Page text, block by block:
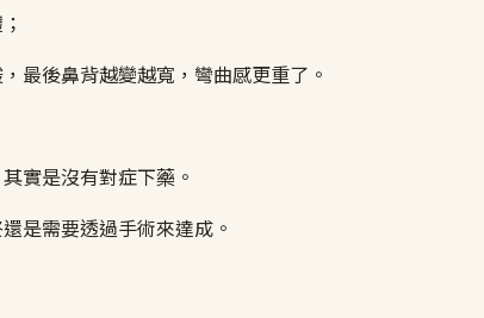
最後鼻背越變越寬，彎曲感更重了。
實是沒有對症下藥。
是需要透過手術來達成。